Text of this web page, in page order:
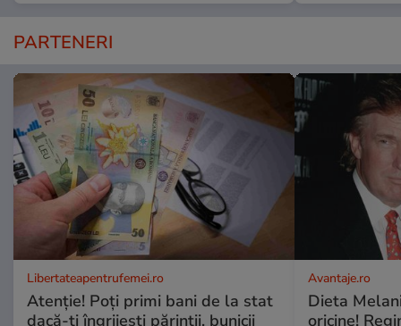
PARTENERI
Libertateapentrufemei.ro
Atenție! Poți primi bani de la stat
dacă-ți îngrijești părinții, bunicii
Avantaje.ro
Dieta
oricine!